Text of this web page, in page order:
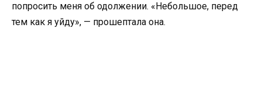
попросить меня об одолжении. «Небольшое, перед
тем как я уйду», — прошептала она.